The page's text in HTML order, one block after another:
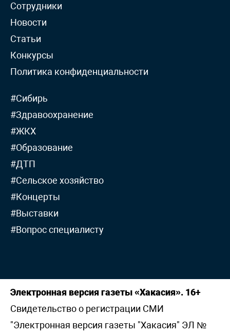
Сотрудники
Новости
Статьи
Конкурсы
Политика конфиденциальности
#Сибирь
#Здравоохранение
#ЖКХ
#Образование
#ДТП
#Сельское хозяйство
#Концерты
#Выставки
#Вопрос специалисту
Электронная версия газеты «Хакасия». 16+
Свидетельство о регистрации СМИ
"Электронная версия газеты "Хакасия" ЭЛ №